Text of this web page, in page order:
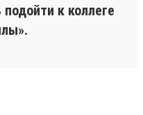
к коллеге